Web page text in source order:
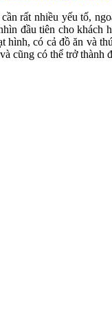
rất nhiều yếu tố,
đầu tiên cho khách
có cả đồ ăn và
cũng có thể trở